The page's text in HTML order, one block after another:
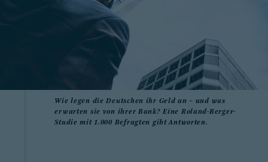
Wie legen die Deutschen ihr Geld an – und was
erwarten sie von ihrer Bank? Eine Roland-Berger-
Studie mit 1.000 Befragten gibt Antworten.